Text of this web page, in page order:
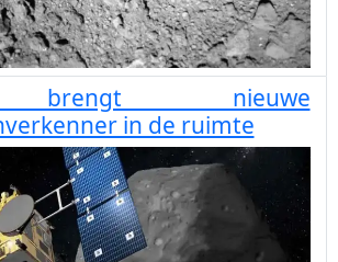
brengt nieuwe
in de ruimte